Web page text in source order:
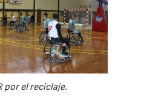
por el reciclaje.